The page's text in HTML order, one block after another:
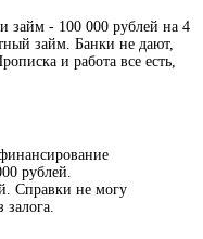
займ - 100 000 рублей на 4
займ. Банки не дают,
и работа все есть,
рублей.
Справки не могу
залога.